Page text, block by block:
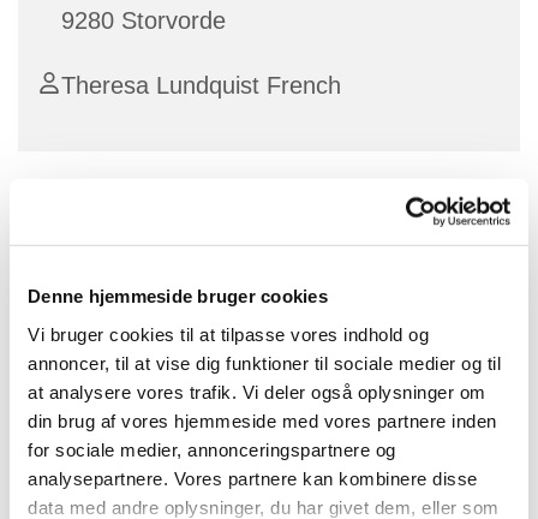
Denne hjemmeside bruger cookies
Vi bruger cookies til at tilpasse vores indhold og
annoncer, til at vise dig funktioner til sociale medier og til
at analysere vores trafik. Vi deler også oplysninger om
din brug af vores hjemmeside med vores partnere inden
for sociale medier, annonceringspartnere og
analysepartnere. Vores partnere kan kombinere disse
data med andre oplysninger, du har givet dem, eller som
9280 Storvorde
Theresa Lundquist French
Søndag er der gudstjeneste i Lillevorde kirke kl. 9.00
ved Theresa Lundquist French.